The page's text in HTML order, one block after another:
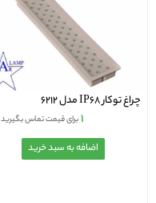
چراغ توکار IP68 مدل 6212
۱برای قیمت تماس بگیرید